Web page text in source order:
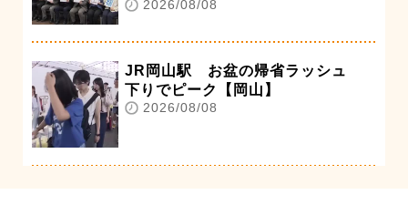
2026/08/08
JR岡山駅 お盆の帰省ラッシュ
下りでピーク【岡山】
2026/08/08